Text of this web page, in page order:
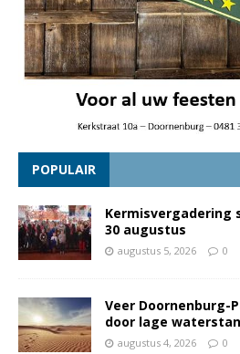
POPULAIR
Kermisvergadering
30 augustus
augustus 5, 2026 0
Veer Doornenburg-
door lage
augustus 4, 2026 0